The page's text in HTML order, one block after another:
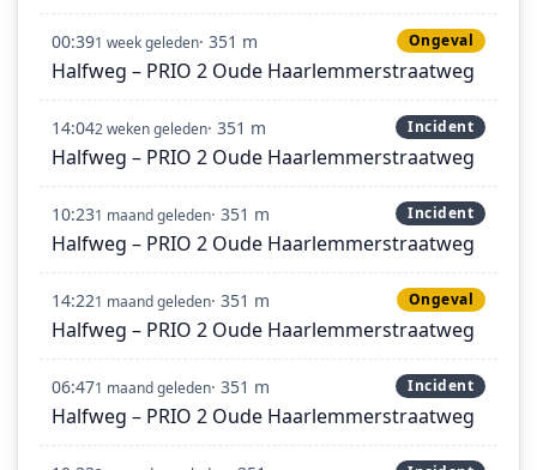
00:391 week geleden· 351 m Ongeval
Halfweg – PRIO 2 Oude Haarlemmerstraatweg
14:042 weken geleden· 351 m Incident
Halfweg – PRIO 2 Oude Haarlemmerstraatweg
10:231 maand geleden· 351 m Incident
Halfweg – PRIO 2 Oude Haarlemmerstraatweg
14:221 maand geleden· 351 m Ongeval
Halfweg – PRIO 2 Oude Haarlemmerstraatweg
06:471 maand geleden· 351 m Incident
Halfweg – PRIO 2 Oude Haarlemmerstraatweg